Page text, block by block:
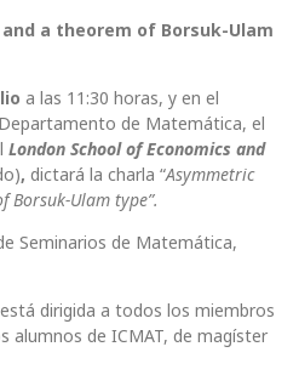
a theorem of Borsuk-Ulam
a las 11:30 horas, y en el
de Matemática, el
London School of Economics and
, dictará la charla “Asymmetric
Ulam type”.
Seminarios de Matemática,
dirigida a todos los miembros
alumnos de ICMAT, de magíster